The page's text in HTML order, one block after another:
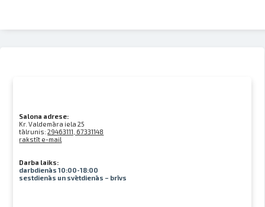
Salona adrese:
Kr. Valdemāra iela 25
tālrunis:29463111, 67331148
rakstīt e-mail
Darba laiks:
darbdienās 10:00-18:00
sestdienās un svētdienās – brīvs